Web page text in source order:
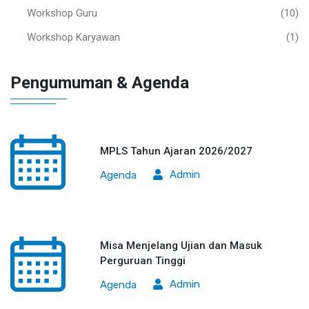
Workshop Guru
(10)
Workshop Karyawan
(1)
Pengumuman & Agenda
MPLS Tahun Ajaran 2026/2027
Agenda
Admin
Misa Menjelang Ujian dan Masuk
Perguruan Tinggi
Agenda
Admin